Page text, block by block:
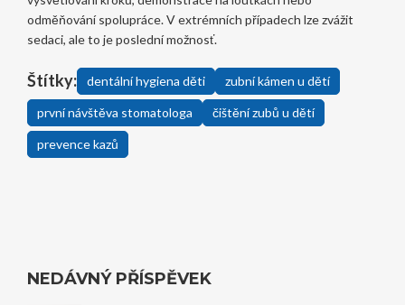
odměňování spolupráce. V extrémních případech lze zvážit
sedaci, ale to je poslední možnosť.
Štítky: dentální hygiena děti zubní kámen u dětí
první návštěva stomatologa čištění zubů u dětí
prevence kazů
NEDÁVNÝ PŘÍSPĚVEK